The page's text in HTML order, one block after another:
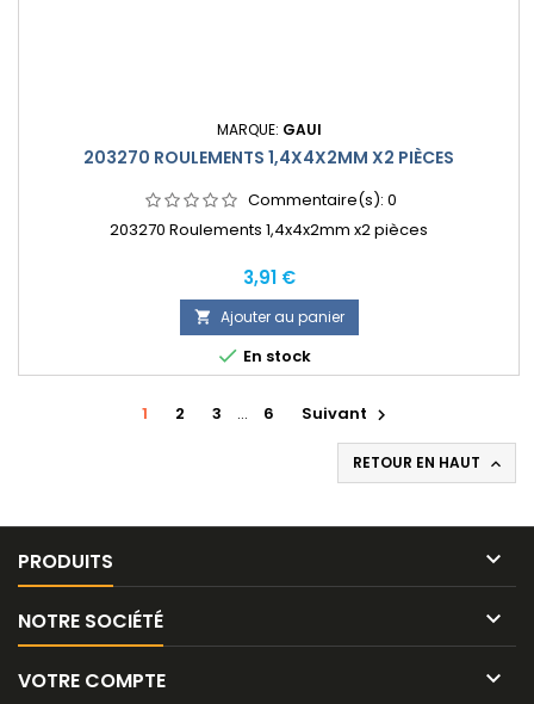
MARQUE: GAUI
203270 ROULEMENTS 1,4X4X2MM X2 PIÈCES
Commentaire(s): 0
203270 Roulements 1,4x4x2mm x2 pièces
Prix
3,91 €
 Ajouter au panier
 En stock
1 2 3 … 6 Suivant 
RETOUR EN HAUT 
PRODUITS 
NOTRE SOCIÉTÉ 
VOTRE COMPTE 